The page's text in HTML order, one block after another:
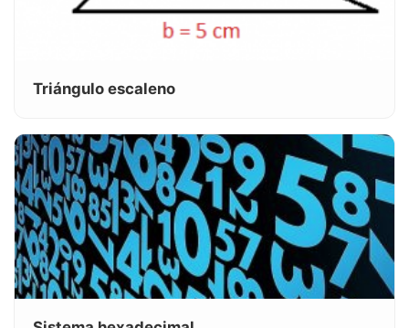
Triángulo escaleno